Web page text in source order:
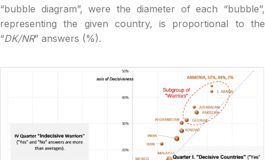
“bubble diagram”, were the diameter of each “bubble”,
representing the given country, is proportional to the
“DK/NR” answers (%).